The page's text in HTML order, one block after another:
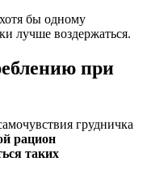
бы одному
лучше воздержаться.
при
грудничка
рацион
таких